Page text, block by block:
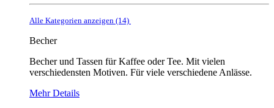
Alle Kategorien anzeigen (14)
Becher
Becher und Tassen für Kaffee oder Tee. Mit vielen
verschiedensten Motiven. Für viele verschiedene Anlässe.
Mehr Details